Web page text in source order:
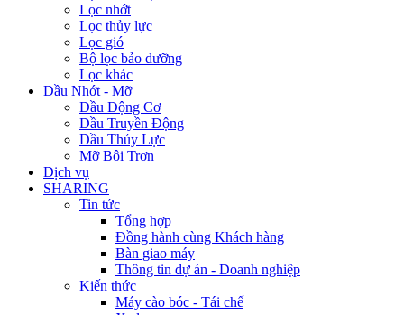
Lọc nhớt
Lọc thủy lực
Lọc gió
Bộ lọc bảo dưỡng
Lọc khác
Dầu Nhớt - Mỡ
Dầu Động Cơ
Dầu Truyền Động
Dầu Thủy Lực
Mỡ Bôi Trơn
Dịch vụ
SHARING
Tin tức
Tổng hợp
Đồng hành cùng Khách hàng
Bàn giao máy
Thông tin dự án - Doanh nghiệp
Kiến thức
Máy cào bóc - Tái chế